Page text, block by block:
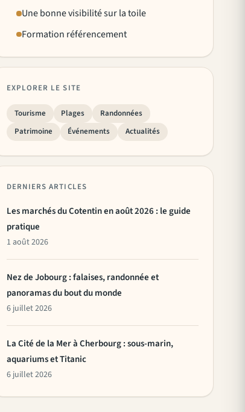
Une bonne visibilité sur la toile
Formation référencement
EXPLORER LE SITE
Tourisme Plages
Randonnées
Patrimoine
Événements Actualités
DERNIERS ARTICLES
Les marchés du Cotentin en août 2026 : le guide
pratique
1 août 2026
Nez de Jobourg : falaises, randonnée et
panoramas du bout du monde
6 juillet 2026
La Cité de la Mer à Cherbourg : sous-marin,
aquariums et Titanic
6 juillet 2026